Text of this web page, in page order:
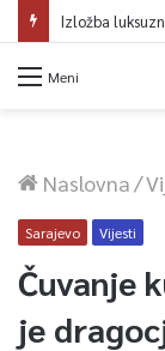
Meni
Naslovna/
Sarajevo Vijesti
Čuvanje
je